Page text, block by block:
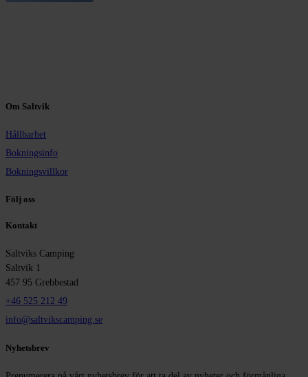
Om Saltvik
Hållbarhet
Bokningsinfo
Bokningsvillkor
Följ oss
Kontakt
Saltviks Camping
Saltvik 1
457 95 Grebbestad
+46 525 212 49
info@saltvikscamping.se
Nyhetsbrev